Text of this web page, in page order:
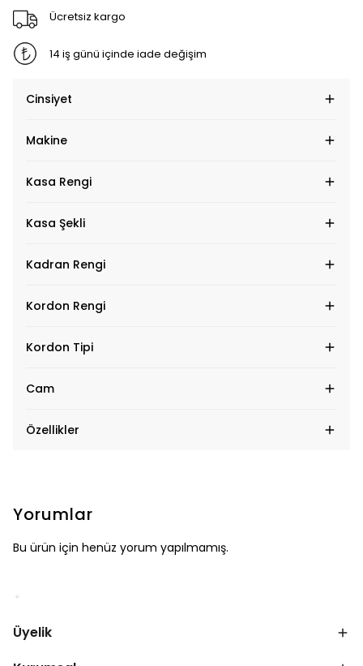
Ücretsiz kargo
14 iş günü içinde iade değişim
Cinsiyet
Makine
Kasa Rengi
Kasa Şekli
Kadran Rengi
Kordon Rengi
Kordon Tipi
Cam
Özellikler
Yorumlar
Bu ürün için henüz yorum yapılmamış.
Üyelik